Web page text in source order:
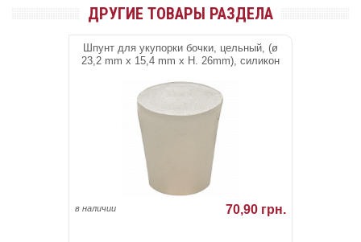
ДРУГИЕ ТОВАРЫ РАЗДЕЛА
Шпунт для укупорки бочки, цельный, (ø
23,2 mm x 15,4 mm x H. 26mm), силикон
в наличии 70,90 грн.